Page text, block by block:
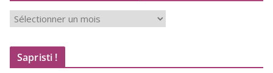
r
c
Sapristi !